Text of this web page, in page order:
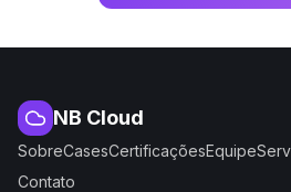
NB Cloud
SobreCasesCertificaçõesEquipe
Contato